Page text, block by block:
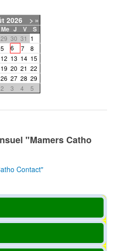
2026 > »
Me J V S
29 30 31 1
5 6 7
8
12 13 14 15
19 20 21 22
26 27 28 29
2 3 4 5
"Mamers Catho
Contact"